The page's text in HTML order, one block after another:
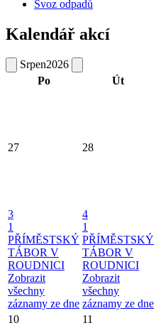
Svoz odpadů
Kalendář akcí
Srpen2026
Po
Út
27 28
3
1
PŘÍMĚSTSKÝ
TÁBOR V
ROUDNICI
Zobrazit
všechny
záznamy ze dne
4
1
PŘÍMĚSTSKÝ
TÁBOR V
ROUDNICI
Zobrazit
všechny
záznamy ze dne
10
11